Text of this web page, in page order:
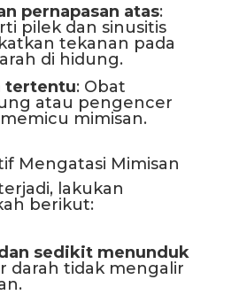
pernapasan atas:
pilek dan sinusitis
tekanan pada
di hidung.
tertentu: Obat
atau pengencer
mimisan.
Mengatasi Mimisan
lakukan
berikut:
sedikit menunduk
darah tidak mengalir